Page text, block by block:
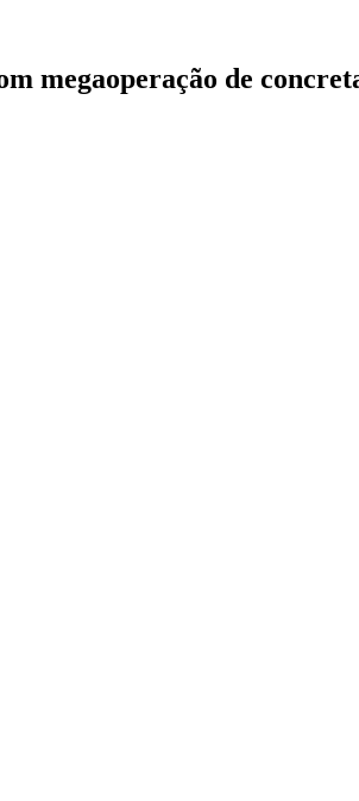
megaoperação de